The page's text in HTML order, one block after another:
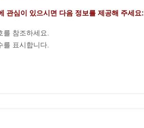
관심이 있으시면 다음 정보를 제공해 주세요:
참조하세요.
표시합니다.